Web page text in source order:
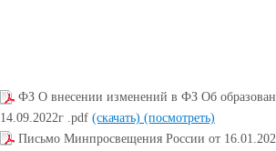
ФЗ О внесении изменений в ФЗ Об
14.09.2022г .pdf (скачать) (посмотреть)
Письмо Минпросвещения России от